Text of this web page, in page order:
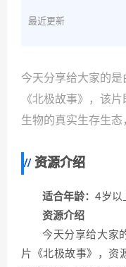
最近更新
今天分享给大家的
《北极故事》，该
生物的真实生存生态
资源介绍
适合年龄： 4岁以
资源介绍
今天分享给大家
片《北极故事》，资